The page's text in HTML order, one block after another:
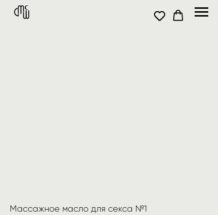
Массажное масло для секса №1